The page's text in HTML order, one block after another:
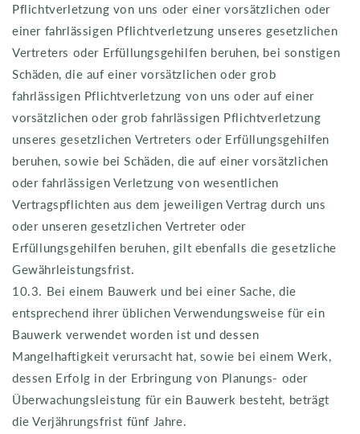
Pflichtverletzung von uns oder einer vorsätzlichen oder
einer fahrlässigen Pflichtverletzung unseres gesetzlichen
Vertreters oder Erfüllungsgehilfen beruhen, bei sonstigen
Schäden, die auf einer vorsätzlichen oder grob
fahrlässigen Pflichtverletzung von uns oder auf einer
vorsätzlichen oder grob fahrlässigen Pflichtverletzung
unseres gesetzlichen Vertreters oder Erfüllungsgehilfen
beruhen, sowie bei Schäden, die auf einer vorsätzlichen
oder fahrlässigen Verletzung von wesentlichen
Vertragspflichten aus dem jeweiligen Vertrag durch uns
oder unseren gesetzlichen Vertreter oder
Erfüllungsgehilfen beruhen, gilt ebenfalls die gesetzliche
Gewährleistungsfrist.
10.3. Bei einem Bauwerk und bei einer Sache, die
entsprechend ihrer üblichen Verwendungsweise für ein
Bauwerk verwendet worden ist und dessen
Mangelhaftigkeit verursacht hat, sowie bei einem Werk,
dessen Erfolg in der Erbringung von Planungs- oder
Überwachungsleistung für ein Bauwerk besteht, beträgt
die Verjährungsfrist fünf Jahre.